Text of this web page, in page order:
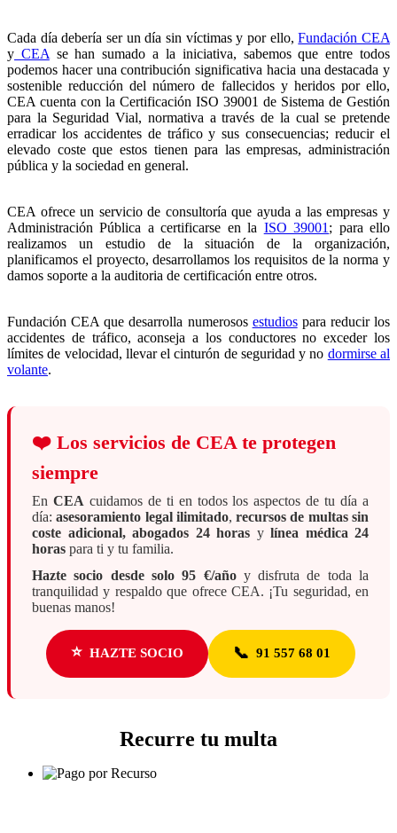
Cada día debería ser un día sin víctimas y por ello,Fundación CEA
y CEA se han sumado a la iniciativa, sabemos que entre todos
podemos hacer una contribución significativa hacia una destacada y
sostenible reducción del número de fallecidos y heridos por ello,
CEA cuenta con la Certificación ISO 39001 de Sistema de Gestión
para la Seguridad Vial, normativa a través de la cual se pretende
erradicar los accidentes de tráfico y sus consecuencias; reducir el
elevado coste que estos tienen para las empresas, administración
pública y la sociedad en general.
CEA ofrece un servicio de consultoría que ayuda a las empresas y
Administración Pública a certificarse en la ISO 39001 ; para ello
realizamos un estudio de la situación de la organización,
planificamos el proyecto, desarrollamos los requisitos de la norma y
damos soporte a la auditoria de certificación entre otros.
Fundación CEA que desarrolla numerosos estudiospara reducir los
accidentes de tráfico, aconseja a los conductores no exceder los
límites de velocidad, llevar el cinturón de seguridad y no dormirse al
volante.
❤️ Los servicios de CEA te protegen
siempre
En CEA cuidamos de ti en todos los aspectos de tu día a
día:asesoramiento legal ilimitado,recursos de multas sin
coste adicional, abogados 24 horas y línea médica 24
horas para ti y tu familia.
Hazte socio desde solo 95 €/añoy disfruta de toda la
tranquilidad y respaldo que ofrece CEA. ¡Tu seguridad, en
buenas manos!
⭐ HAZTE SOCIO 📞 91 557 68 01
Recurre tu multa